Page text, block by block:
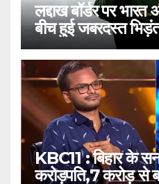
लद्दाख बॉर्डर पर
बीच हुई जबरदस्त
KBC11 : बिहार के
करोड़पति,7 करोड़ से